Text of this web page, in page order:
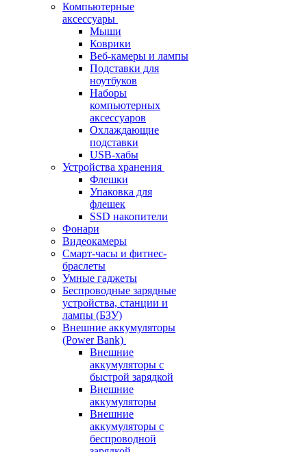
Компьютерные
аксессуары
Мыши
Коврики
Веб-камеры и лампы
Подставки для
ноутбуков
Наборы
компьютерных
аксессуаров
Охлаждающие
подставки
USB-хабы
Устройства хранения
Флешки
Упаковка для
флешек
SSD накопители
Фонари
Видеокамеры
Смарт-часы и фитнес-
браслеты
Умные гаджеты
Беспроводные зарядные
устройства, станции и
лампы (БЗУ)
Внешние аккумуляторы
(Power Bank)
Внешние
аккумуляторы с
быстрой зарядкой
Внешние
аккумуляторы
Внешние
аккумуляторы с
беспроводной